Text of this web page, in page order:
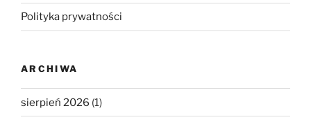
Polityka prywatności
ARCHIWA
sierpień 2026 (1)